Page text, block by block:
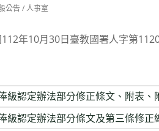
公告 / 人事室
年10月30日臺教國署人字第
級認定辦法部分修正條文、附表、
級認定辦法部分條文及第三條修正